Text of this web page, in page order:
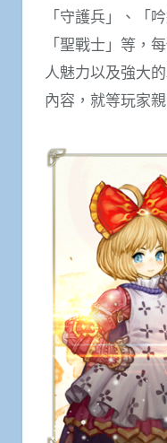
「守護兵」、「
「聖戰士」等，
人魅力以及強大
內容，就等玩家